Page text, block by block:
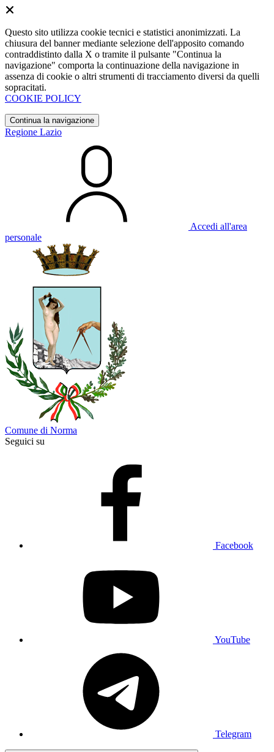
Questo sito utilizza cookie tecnici e statistici anonimizzati. La
chiusura del banner mediante selezione dell'apposito comando
contraddistinto dalla X o tramite il pulsante "Continua la
navigazione" comporta la continuazione della navigazione in
assenza di cookie o altri strumenti di tracciamento diversi da quelli
sopracitati.
COOKIE POLICY
Continua la navigazione
Regione Lazio
Accedi all'area
personale
Comune di Norma
Seguici su
Facebook
YouTube
Telegram